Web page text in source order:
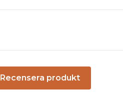
Recensera produkt